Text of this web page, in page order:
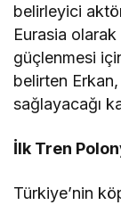
belirleyici
Eurasia
güçlenmesi
belirten
sağlayacağı
İlk Tren
Türkiye’nin